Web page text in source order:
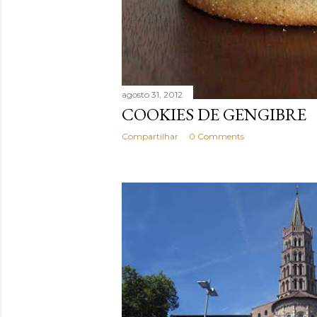
agosto 31, 2012
COOKIES DE GENGIBRE
Compartilhar 0 Comments